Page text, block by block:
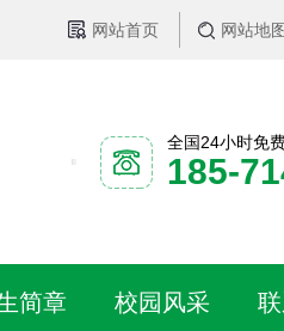
网站首页 网站地图
全国24小时免
185-
简章 校园风采